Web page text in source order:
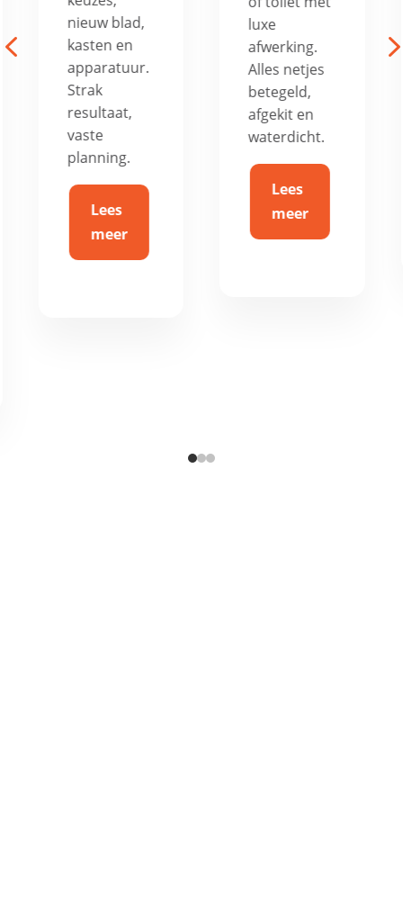
luxe
afwerking.
Alles netjes
betegeld,
afgekit en
waterdicht.
Lees
meer
wordt weer
strak,
duurzaam
en helemaal
van nu.
Lees
meer